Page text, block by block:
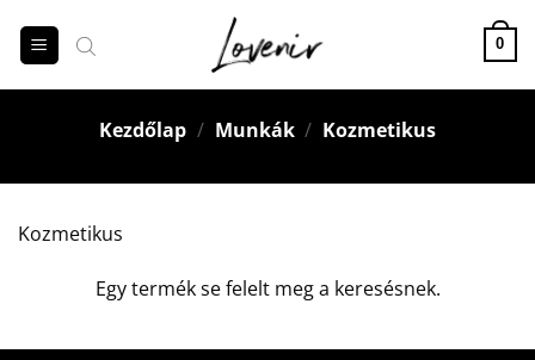
content
0
Kezdőlap / Munkák / Kozmetikus
Kozmetikus
Egy termék se felelt meg a keresésnek.